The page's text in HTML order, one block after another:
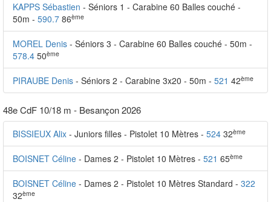
KAPPS Sébastien - Séniors 1 - Carabine 60 Balles couché -
50m - 590.7 86ème
MOREL Denis - Séniors 3 - Carabine 60 Balles couché - 50m -
578.4 50ème
PIRAUBE Denis - Séniors 2 - Carabine 3x20 - 50m - 521 42ème
48e CdF 10/18 m - Besançon 2026
BISSIEUX Alix - Juniors filles - Pistolet 10 Mètres - 524 32ème
BOISNET Céline - Dames 2 - Pistolet 10 Mètres - 521 65ème
BOISNET Céline - Dames 2 - Pistolet 10 Mètres Standard - 322
32ème